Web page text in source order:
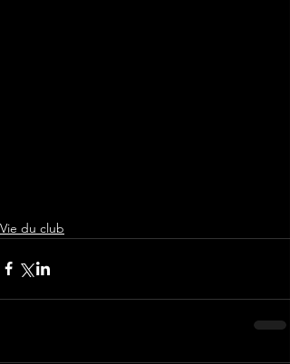
Vie du club